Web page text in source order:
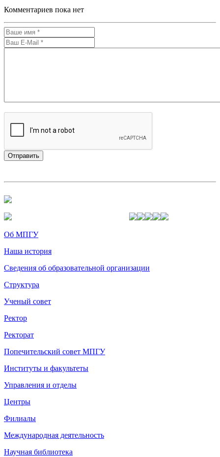
Комментариев пока нет
Об МПГУ
Наша история
Сведения об образовательной организации
Структура
Ученый совет
Ректор
Ректорат
Попечительский совет МПГУ
Институты и факультеты
Управления и отделы
Центры
Филиалы
Международная деятельность
Научная библиотека